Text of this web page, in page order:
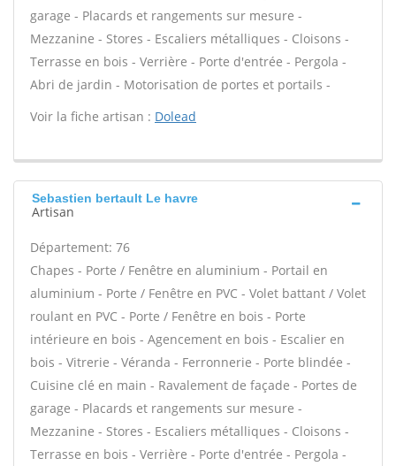
garage - Placards et rangements sur mesure -
Mezzanine - Stores - Escaliers métalliques - Cloisons -
Terrasse en bois - Verrière - Porte d'entrée - Pergola -
Abri de jardin - Motorisation de portes et portails -
Voir la fiche artisan : Dolead
Sebastien bertault Le havre
Artisan
Département: 76
Chapes - Porte / Fenêtre en aluminium - Portail en
aluminium - Porte / Fenêtre en PVC - Volet battant / Volet
roulant en PVC - Porte / Fenêtre en bois - Porte
intérieure en bois - Agencement en bois - Escalier en
bois - Vitrerie - Véranda - Ferronnerie - Porte blindée -
Cuisine clé en main - Ravalement de façade - Portes de
garage - Placards et rangements sur mesure -
Mezzanine - Stores - Escaliers métalliques - Cloisons -
Terrasse en bois - Verrière - Porte d'entrée - Pergola -